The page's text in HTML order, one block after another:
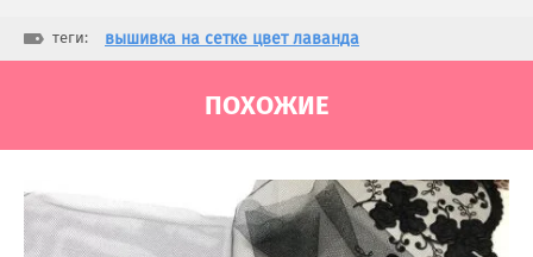
теги: вышивка на сетке цвет лаванда
ПОХОЖИЕ